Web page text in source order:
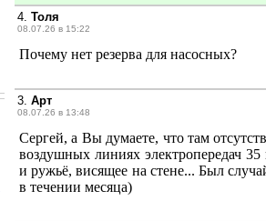
4. Толя
08.07.26 в 15:22
Почему нет резерва для насосных?
3. Арт
08.07.26 в 13:48
Сергей, а Вы думаете, что там
воздушных линиях электропередач
и ружьё, висящее на стене... Был
в течении месяца)